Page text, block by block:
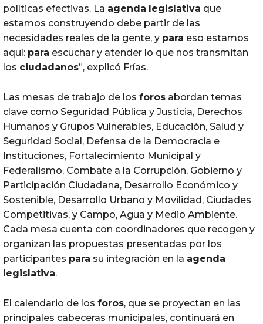
políticas efectivas. La agenda legislativa que
estamos construyendo debe partir de las
necesidades reales de la gente, y para eso estamos
aquí: para escuchar y atender lo que nos transmitan
los ciudadanos”, explicó Frías.
Las mesas de trabajo de los foros abordan temas
clave como Seguridad Pública y Justicia, Derechos
Humanos y Grupos Vulnerables, Educación, Salud y
Seguridad Social, Defensa de la Democracia e
Instituciones, Fortalecimiento Municipal y
Federalismo, Combate a la Corrupción, Gobierno y
Participación Ciudadana, Desarrollo Económico y
Sostenible, Desarrollo Urbano y Movilidad, Ciudades
Competitivas, y Campo, Agua y Medio Ambiente.
Cada mesa cuenta con coordinadores que recogen y
organizan las propuestas presentadas por los
participantes para su integración en la agenda
legislativa.
El calendario de los foros, que se proyectan en las
principales cabeceras municipales, continuará en